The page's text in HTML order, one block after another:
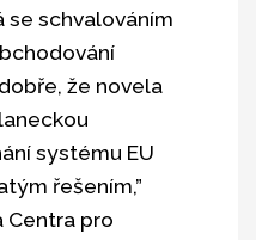
se schvalováním
že novela
systému EU
řešením,”
pro